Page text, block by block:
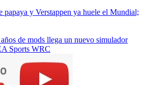
papaya y Verstappen ya huele el Mundial;
de mods llega un nuevo simulador
Sports WRC